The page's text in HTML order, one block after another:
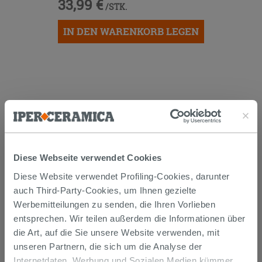
Diese Webseite verwendet Cookies
Diese Website verwendet Profiling-Cookies, darunter
auch Third-Party-Cookies, um Ihnen gezielte
Werbemitteilungen zu senden, die Ihren Vorlieben
entsprechen. Wir teilen außerdem die Informationen über
die Art, auf die Sie unsere Website verwenden, mit
unseren Partnern, die sich um die Analyse der
33,99 € /STK.
IN DEN WARENKORB LEGEN
Versand
Die Waren werden normalerweise innerhalb von 15
Werktagen ab der Auftragsbestätigung zum Versand
gebracht.
Musterstücke werden normalerweise innerhalb von
Tagen geliefert.
Der Versand der online gekauften Produkte wird